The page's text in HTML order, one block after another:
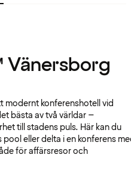
Vänersborg
modernt konferenshotell vid
bästa av två världar –
till stadens puls. Här kan du
eller delta i en konferens
för affärsresor och